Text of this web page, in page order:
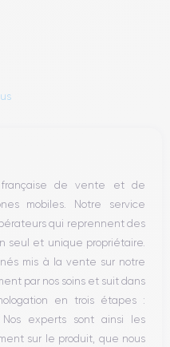
de vente et de
mobiles. Notre service
qui reprennent des
seul et unique propriétaire.
mis à la vente sur notre
par nos soins et suit dans
en trois étapes :
experts sont ainsi les
sur le produit, que nous